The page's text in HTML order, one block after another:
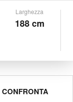
Larghezza
188 cm
CONFRONTA